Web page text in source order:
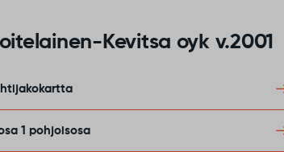
Kevitsa oyk v.2001
1 pohjoisosa